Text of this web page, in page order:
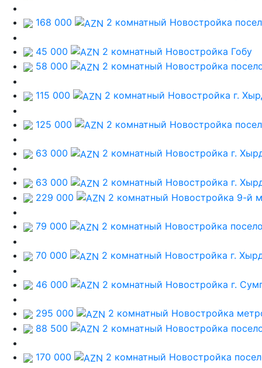
168 000 2 комнатный Новостройка
45 000 2 комнатный Новостройка Гобу
58 000
2 комнатный Новостройка
115 000 2 комнатный Новостройка г.
125 000 2 комнатный Новостройка
63 000 2 комнатный Новостройка г.
63 000 2 комнатный Новостройка г.
229 000
2 комнатный Новостройка 9-й
79 000 2 комнатный Новостройка
70 000 2 комнатный Новостройка г.
46 000 2 комнатный Новостройка г.
295 000 2 комнатный Новостройка
88 500
2 комнатный Новостройка
170 000 2 комнатный Новостройка